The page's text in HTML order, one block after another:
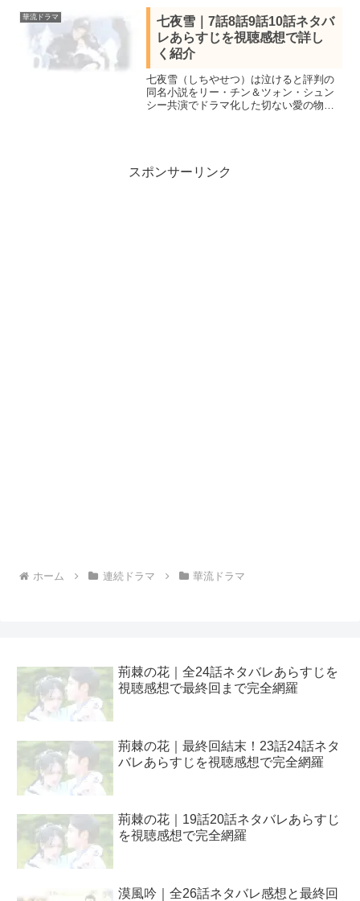
2020年時代劇ドラマランキング一位を獲
得。
華流ドラマ
七夜雪｜7話8話9話10話ネタバ
レあらすじを視聴感想で詳し
く紹介
七夜雪（しちやせつ）は泣けると評判の
同名小説をリー・チン＆ツォン・シュン
シー共演でドラマ化した切ない愛の物
スポンサーリンク
ホーム 連続ドラマ 華流ドラマ
荊棘の花｜全24話ネタバレあらすじを
視聴感想で最終回まで完全網羅
荊棘の花｜最終回結末！23話24話ネタ
バレあらすじを視聴感想で完全網羅
荊棘の花｜19話20話ネタバレあらすじ
を視聴感想で完全網羅
漠風吟｜全26話ネタバレ感想と最終回